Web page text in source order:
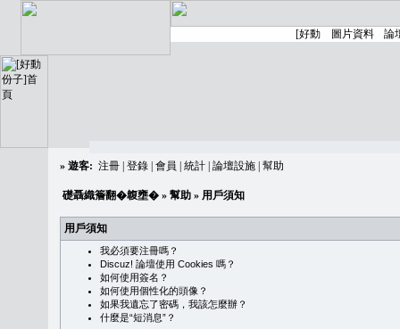
» 遊客: 注冊 登錄 會員 統計 論壇設施 幫助
礎聶織簷翻�䪖壅� » 幫助 » 用戶須知
用戶須知
我必須要注冊嗎？
Discuz! 論壇使用 Cookies 嗎？
如何使用簽名？
如何使用個性化的頭像？
如果我遺忘了密碼，我該怎麼辦？
什麼是“短消息”？